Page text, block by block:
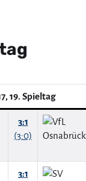
19. Spieltag
3:1
(3:0)
3:1